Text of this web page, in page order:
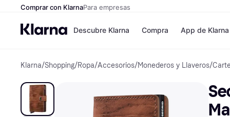
Comprar con KlarnaPara empresas
Descubre Klarna
Formas de
Paga ahora
Paga en 3 plazos
Paga en 30 días
Compra
Tiendas
Zalando
App de Klarna
Klarna/Shopping/Ropa/Accesorios/Monederos y Llaveros/